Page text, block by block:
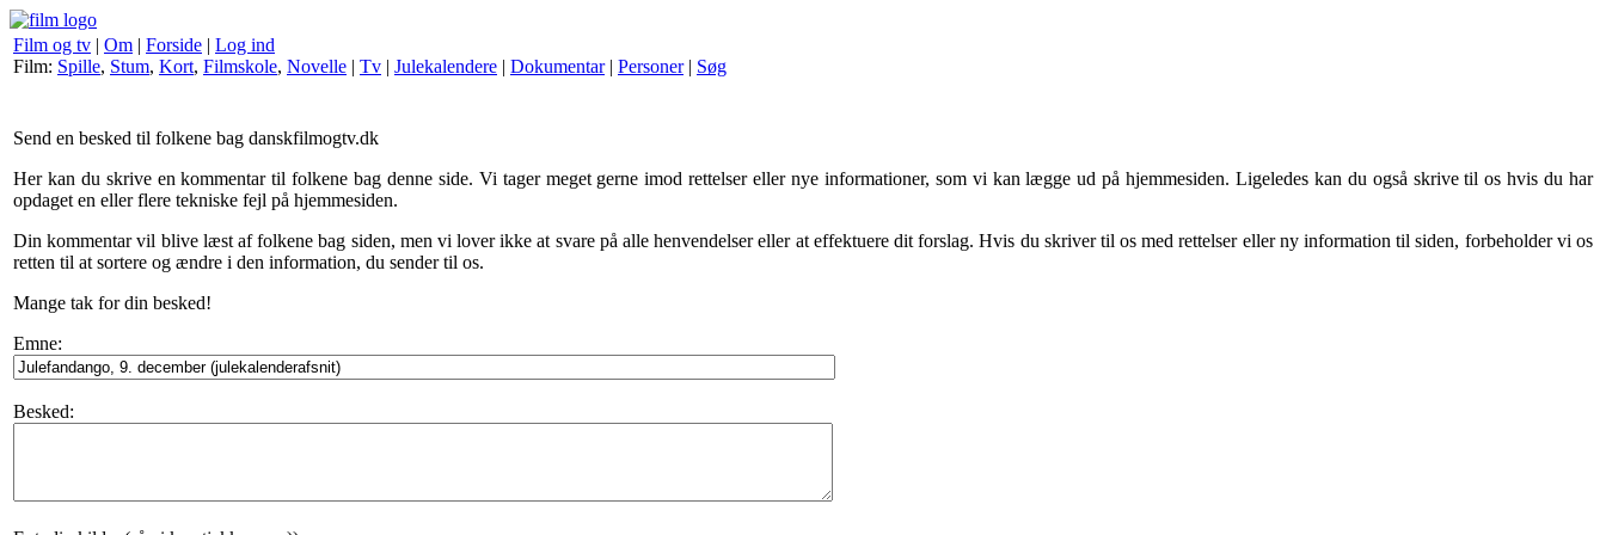
Film og tv | Om | Forside | Log ind
Film: Spille, Stum, Kort, Filmskole, Novelle | Tv | Julekalendere | Dokumentar| Personer| Søg
Send en besked til folkene bag danskfilmogtv.dk
Her kan du skrive en kommentar til folkene bag denne side. Vi tager meget gerne imod rettelser eller nye informationer, som vi kan lægge ud på hjemmesiden. Ligeledes kan du også skrive til os hvis du har
opdaget en eller flere tekniske fejl på hjemmesiden.
Din kommentar vil blive læst af folkene bag siden, men vi lover ikke at svare på alle henvendelser eller at effektuere dit forslag. Hvis du skriver til os med rettelser eller ny information til siden, forbeholder vi os
retten til at sortere og ændre i den information, du sender til os.
Mange tak for din besked!
Emne:
Besked: